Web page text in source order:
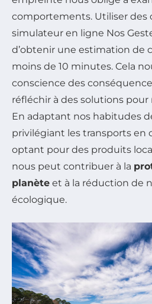
comportements. Utiliser des
simulateur en ligne Nos
d’obtenir une estimation de
moins de 10 minutes. Cela
conscience des
réfléchir à des solutions
En adaptant nos habitudes
privilégiant les transports en
optant pour des produits
nous peut contribuer à la
planète et à la réduction de
écologique.